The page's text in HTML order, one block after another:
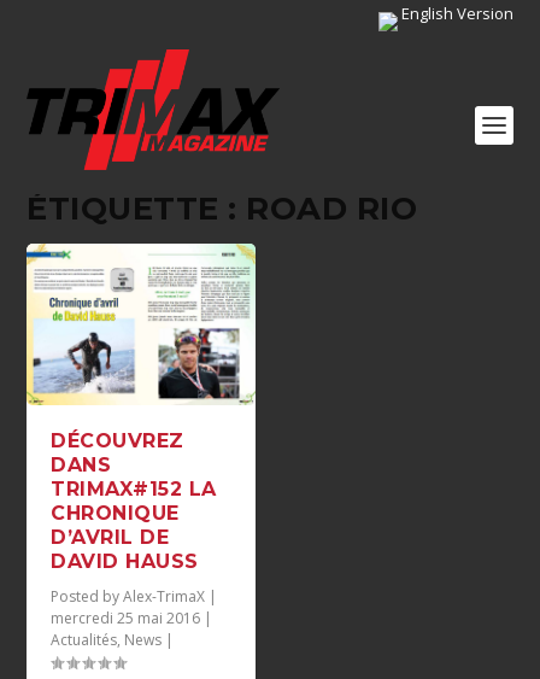
English Version
ÉTIQUETTE : ROAD RIO
DÉCOUVREZ
DANS
TRIMAX#152 LA
CHRONIQUE
D’AVRIL DE
DAVID HAUSS
Posted byAlex-TrimaX |
mercredi 25 mai 2016 |
Actualités, News |